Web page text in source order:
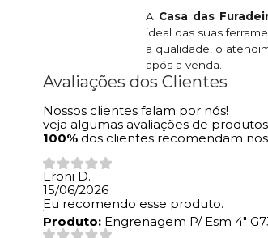
A Casa das
ideal das suas
a qualidade, o
após a venda.
Avaliações dos Clientes
Nossos clientes falam por nós!
veja algumas avaliações de
100% dos clientes recomendam
Eroni D.
15/06/2026
Eu recomendo esse produto.
Produto: Engrenagem P/ Esm 4"